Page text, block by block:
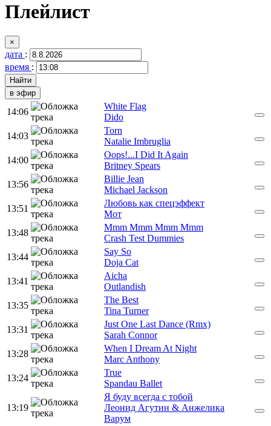
Плейлист
×
дата :
время :
в эфир
14:06
White Flag
Dido
14:03
Torn
Natalie Imbruglia
14:00
Oops!...I Did It Again
Britney Spears
13:56
Billie Jean
Michael Jackson
13:51
Любовь как спецэффект
Мот
13:48
Mmm Mmm Mmm Mmm
Crash Test Dummies
13:44
Say So
Doja Cat
13:41
Aicha
Outlandish
13:35
The Best
Tina Turner
13:31
Just One Last Dance (Rmx)
Sarah Connor
13:28
When I Dream At Night
Marc Anthony
13:24
True
Spandau Ballet
13:19
Я буду всегда с тобой
Леонид Агутин & Анжелика
Варум